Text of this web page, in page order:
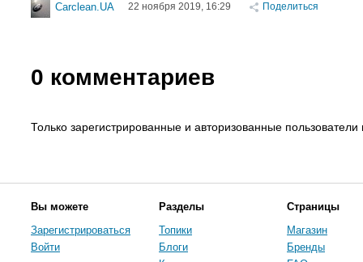
Carclean.UA 22 ноября 2019, 16:29 Поделиться
0 комментариев
Только зарегистрированные и авторизованные
Вы можете
Зарегистрироваться
Войти
Разделы
Топики
Блоги
Страницы
Магазин
Бренды